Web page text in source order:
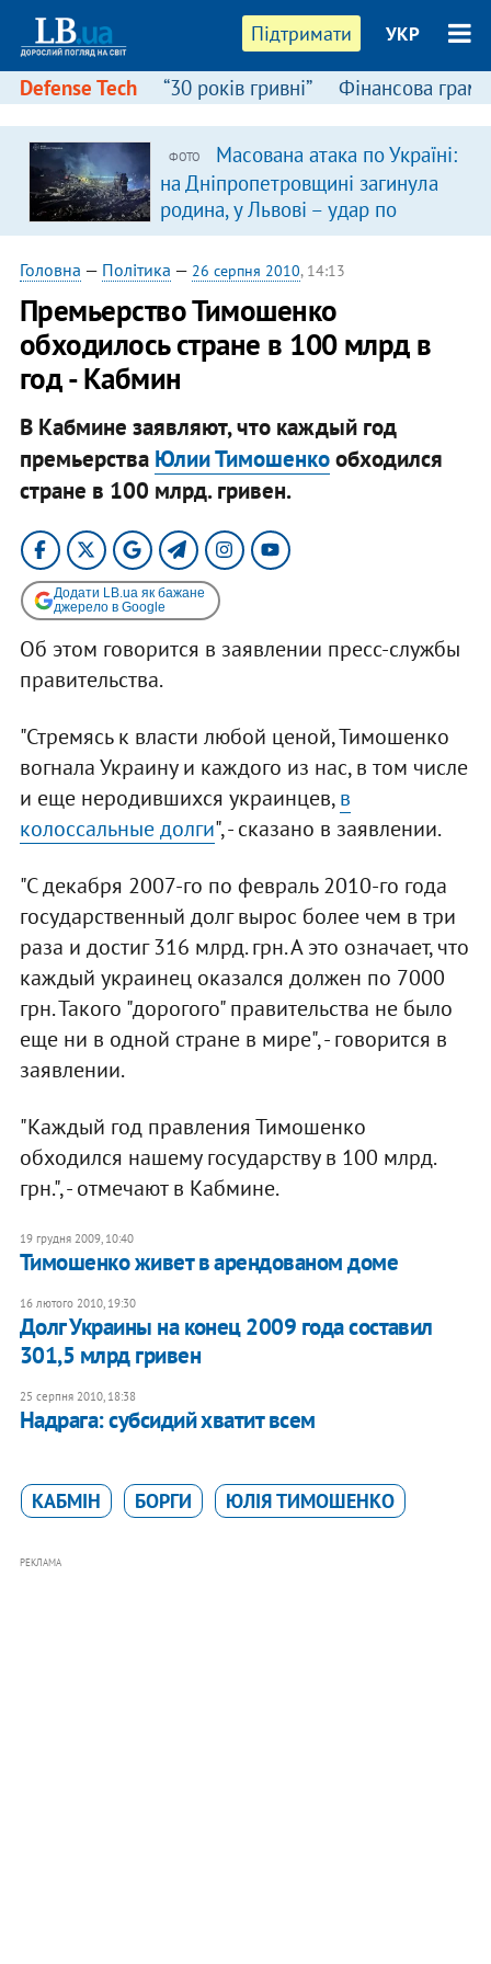
Підтримати УКР
Defense Tech “30 років гривні” Фінансова
ФОТО
Масована атака по Україні:
на Дніпропетровщині загинула
родина, у Львові – удар по
багатоповерхівках
(доповнюється)
Головна — Політика — 26 серпня 2010, 14:13
Премьерство Тимошенко
обходилось стране в 100 млрд в
год - Кабмин
В Кабмине заявляют, что каждый год
премьерства Юлии Тимошенкообходился
стране в 100 млрд. гривен.
Додати LB.ua як бажане
джерело в Google
Об этом говорится в заявлении пресс-службы
правительства.
"Стремясь к власти любой ценой, Тимошенко
вогнала Украину и каждого из нас, в том числе
и еще неродившихся украинцев,в
колоссальные долги", - сказано в заявлении.
"С декабря 2007-го по февраль 2010-го года
государственный долг вырос более чем в три
раза и достиг 316 млрд. грн. А это означает, что
каждый украинец оказался должен по 7000
грн. Такого "дорогого" правительства не было
еще ни в одной стране в мире", - говорится в
заявлении.
"Каждый год правления Тимошенко
обходился нашему государству в 100 млрд.
грн.", - отмечают в Кабмине.
19 грудня 2009, 10:40
Тимошенко живет в арендованом доме
16 лютого 2010, 19:30
Долг Украины на конец 2009 года составил
301,5 млрд гривен
25 серпня 2010, 18:38
Надрага: субсидий хватит всем
КАБМІН БОРГИ ЮЛІЯ ТИМОШЕНКО
РЕКЛАМА